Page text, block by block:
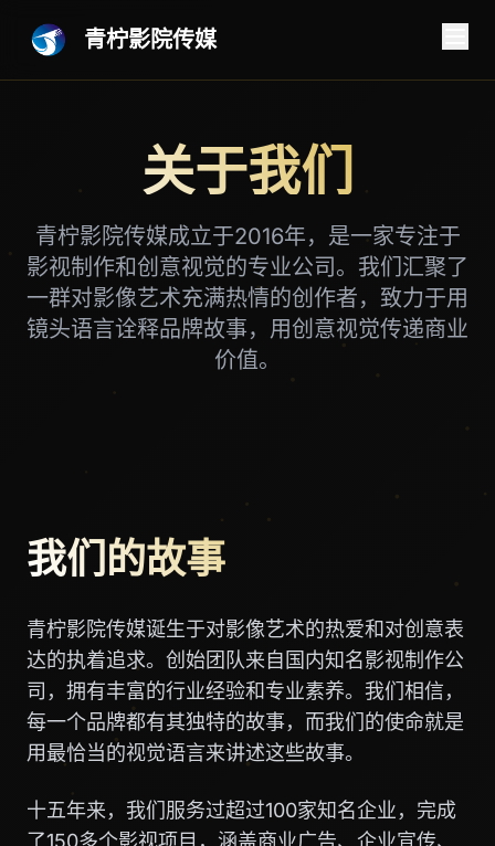
青柠影院传媒
关于我们
青柠影院传媒成立于2016年，是一家专注于
影视制作和创意视觉的专业公司。我们汇聚了
一群对影像艺术充满热情的创作者，致力于用
镜头语言诠释品牌故事，用创意视觉传递商业
价值。
我们的故事
青柠影院传媒诞生于对影像艺术的热爱和对创意表
达的执着追求。创始团队来自国内知名影视制作公
司，拥有丰富的行业经验和专业素养。我们相信，
每一个品牌都有其独特的故事，而我们的使命就是
用最恰当的视觉语言来讲述这些故事。
十五年来，我们服务过超过100家知名企业，完成
了150多个影视项目，涵盖商业广告、企业宣传、